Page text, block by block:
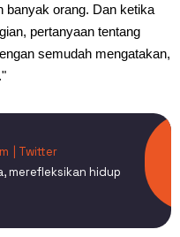
banyak orang. Dan ketika
pertanyaan tentang
semudah mengatakan,
| Twitter
merefleksikan hidup